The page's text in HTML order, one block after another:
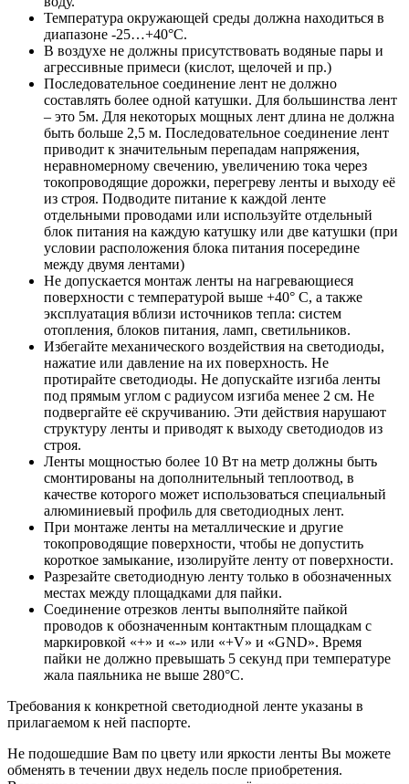
Температура окружающей среды должна находиться в
диапазоне -25…+40°С.
В воздухе не должны присутствовать водяные пары и
агрессивные примеси (кислот, щелочей и пр.)
Последовательное соединение лент не должно
составлять более одной катушки. Для большинства лент
– это 5м. Для некоторых мощных лент длина не должна
быть больше 2,5 м. Последовательное соединение лент
приводит к значительным перепадам напряжения,
неравномерному свечению, увеличению тока через
токопроводящие дорожки, перегреву ленты и выходу её
из строя. Подводите питание к каждой ленте
отдельными проводами или используйте отдельный
блок питания на каждую катушку или две катушки (при
условии расположения блока питания посередине
между двумя лентами)
Не допускается монтаж ленты на нагревающиеся
поверхности с температурой выше +40° C, а также
эксплуатация вблизи источников тепла: систем
отопления, блоков питания, ламп, светильников.
Избегайте механического воздействия на светодиоды,
нажатие или давление на их поверхность. Не
протирайте светодиоды. Не допускайте изгиба ленты
под прямым углом с радиусом изгиба менее 2 см. Не
подвергайте её скручиванию. Эти действия нарушают
структуру ленты и приводят к выходу светодиодов из
строя.
Ленты мощностью более 10 Вт на метр должны быть
смонтированы на дополнительный теплоотвод, в
качестве которого может использоваться специальный
алюминиевый профиль для светодиодных лент.
При монтаже ленты на металлические и другие
токопроводящие поверхности, чтобы не допустить
короткое замыкание, изолируйте ленту от поверхности.
Разрезайте светодиодную ленту только в обозначенных
местах между площадками для пайки.
Соединение отрезков ленты выполняйте пайкой
проводов к обозначенным контактным площадкам с
маркировкой «+» и «-» или «+V» и «GND». Время
пайки не должно превышать 5 секунд при температуре
жала паяльника не выше 280°С.
Требования к конкретной светодиодной ленте указаны в
прилагаемом к ней паспорте.
Не подошедшие Вам по цвету или яркости ленты Вы можете
обменять в течении двух недель после приобретения.